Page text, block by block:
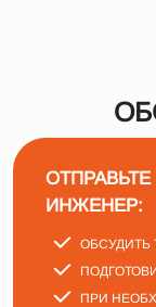
ИНЖЕНЕР:
ОБСУДИТЬ
ПРИ